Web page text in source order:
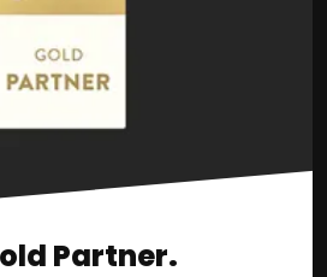
Partner.